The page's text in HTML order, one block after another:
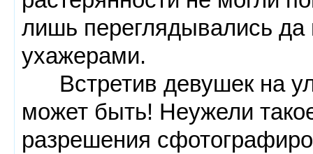
лишь переглядывались
ухажерами.
Встретив девушек на
может быть! Неужели
разрешения